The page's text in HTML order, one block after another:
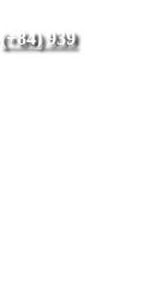
(+84) 939